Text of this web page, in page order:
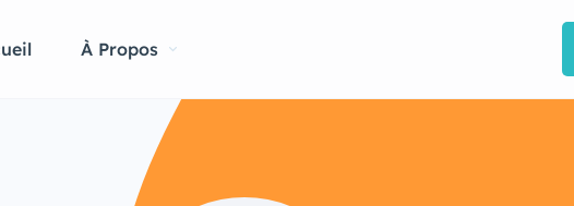
À Propos